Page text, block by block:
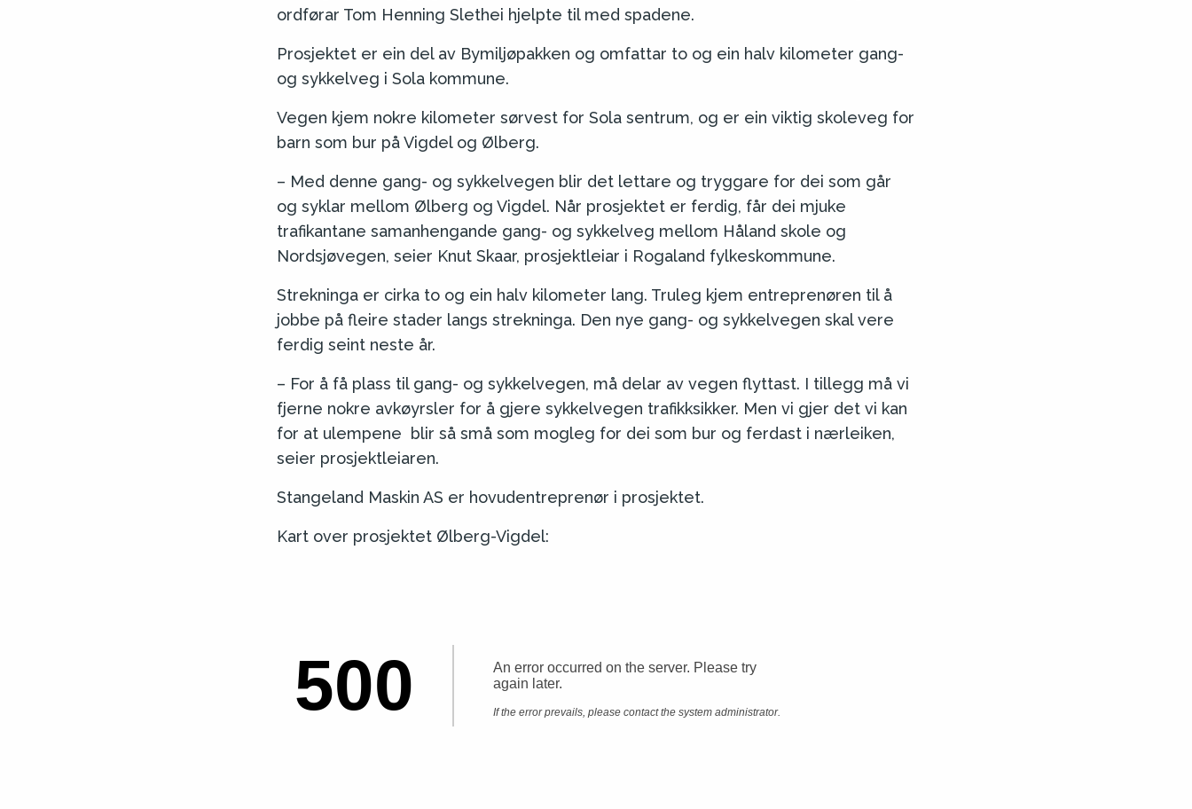
ordførar Tom Henning Slethei hjelpte til med spadene.
Prosjektet er ein del av Bymiljøpakken og omfattar to og ein halv kilometer gang-
og sykkelveg i Sola kommune.
Vegen kjem nokre kilometer sørvest for Sola sentrum, og er ein viktig skoleveg for
barn som bur på Vigdel og Ølberg.
– Med denne gang- og sykkelvegen blir det lettare og tryggare for dei som går
og syklar mellom Ølberg og Vigdel. Når prosjektet er ferdig, får dei mjuke
trafikantane samanhengande gang- og sykkelveg mellom Håland skole og
Nordsjøvegen, seier Knut Skaar, prosjektleiar i Rogaland fylkeskommune.
Strekninga er cirka to og ein halv kilometer lang. Truleg kjem entreprenøren til å
jobbe på fleire stader langs strekninga. Den nye gang- og sykkelvegen skal vere
ferdig seint neste år.
– For å få plass til gang- og sykkelvegen, må delar av vegen flyttast. I tillegg må vi
fjerne nokre avkøyrsler for å gjere sykkelvegen trafikksikker. Men vi gjer det vi kan
for at ulempene blir så små som mogleg for dei som bur og ferdast i nærleiken,
seier prosjektleiaren.
Stangeland Maskin AS er hovudentreprenør i prosjektet.
Kart over prosjektet Ølberg-Vigdel: